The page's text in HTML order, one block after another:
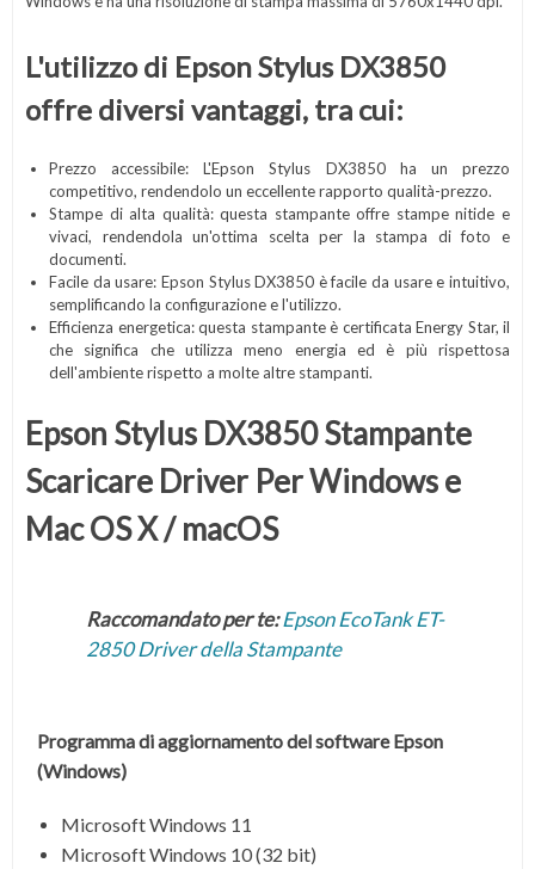
L'utilizzo di Epson Stylus DX3850
offre diversi vantaggi, tra cui:
Prezzo accessibile: L'Epson Stylus DX3850 ha un prezzo
competitivo, rendendolo un eccellente rapporto qualità-prezzo.
Stampe di alta qualità: questa stampante offre stampe nitide e
vivaci, rendendola un'ottima scelta per la stampa di foto e
documenti.
Facile da usare: Epson Stylus DX3850 è facile da usare e intuitivo,
semplificando la configurazione e l'utilizzo.
Efficienza energetica: questa stampante è certificata Energy Star, il
che significa che utilizza meno energia ed è più rispettosa
dell'ambiente rispetto a molte altre stampanti.
Epson Stylus DX3850 Stampante
Scaricare Driver Per Windows e
Mac OS X / macOS
Raccomandato per te:Epson EcoTank ET-
2850 Driver della Stampante
Programma di aggiornamento del software Epson
(Windows)
Microsoft Windows 11
Microsoft Windows 10 (32 bit)